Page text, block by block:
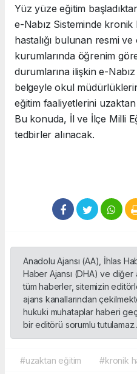
Yüz yüze eğitim
e-Nabız Sisteminde kronik
hastalığı bulunan resmi
kurumlarında öğrenim
durumlarına ilişkin e-
belgeyle okul
eğitim faaliyetlerini
Bu konuda, İl ve İlçe Milli
tedbirler alınacak.
Anadolu Ajansı (AA), İhlas
Haber Ajansı (DHA) ve
tüm haberler, sitemizin
ajans kanallarından
hukuki muhataplar haberi
bir editörü sorumlu
#uzaktan eğitim #kronik